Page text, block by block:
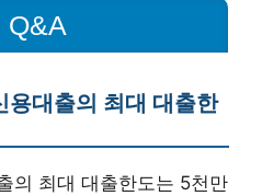
Q&A
용대출의 최대 대출한
의 최대 대출한도는 5천만